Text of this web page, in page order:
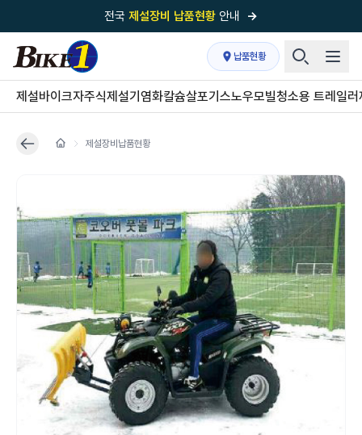
전국 제설장비 납품현황 안내 →
국내 1위 제설장비 제작 전문업체 (주)바이크원
제설 현장의 정답!다목적 차량의 표준!
전국제설장비 납품현황안내→
'국내 유일'의
제설·다목적 장비 전문기업
납품현황
제설바이크자주식제설기 염화칼슘살포기 스노우모빌청소용 트레일러
제설장비납품현황